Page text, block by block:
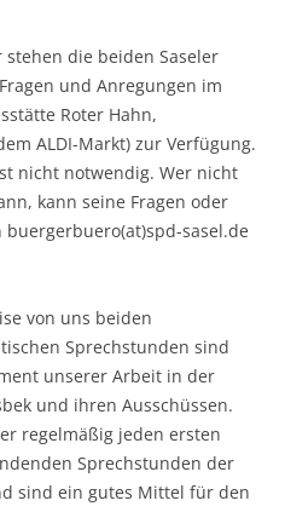
die beiden Saseler
und Anregungen im
Roter Hahn,
ALDI-Markt) zur Verfügung.
nicht notwendig. Wer nicht
kann seine Fragen oder
sasel.de
von uns beiden
Sprechstunden sind
unserer Arbeit in der
und ihren Ausschüssen.
regelmäßig jeden ersten
Sprechstunden der
sind ein gutes Mittel für den